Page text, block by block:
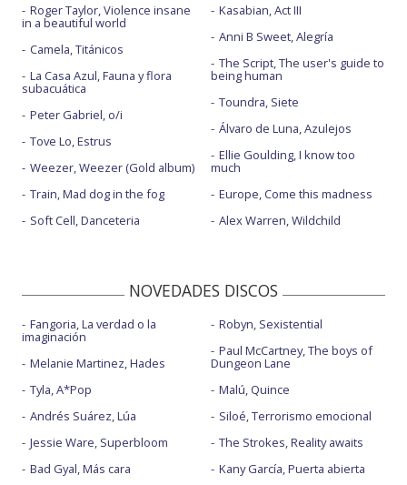
Roger Taylor, Violence insane
in a beautiful world
Camela, Titánicos
La Casa Azul, Fauna y flora
subacuática
Peter Gabriel, o/i
Tove Lo, Estrus
Weezer, Weezer (Gold album)
Train, Mad dog in the fog
Soft Cell, Danceteria
Kasabian, Act III
Anni B Sweet, Alegría
The Script, The user's guide to
being human
Toundra, Siete
Álvaro de Luna, Azulejos
Ellie Goulding, I know too
much
Europe, Come this madness
Alex Warren, Wildchild
NOVEDADES DISCOS
Fangoria, La verdad o la
imaginación
Melanie Martinez, Hades
Tyla, A*Pop
Andrés Suárez, Lúa
Jessie Ware, Superbloom
Bad Gyal, Más cara
Robyn, Sexistential
Paul McCartney, The boys of
Dungeon Lane
Malú, Quince
Siloé, Terrorismo emocional
The Strokes, Reality awaits
Kany García, Puerta abierta